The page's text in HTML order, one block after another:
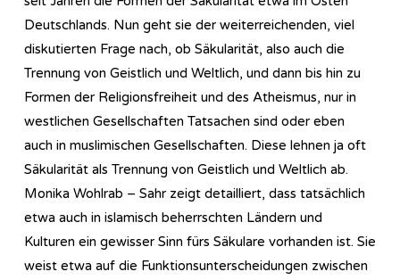
Deutschlands. Nun geht sie der weiterreichenden, viel
diskutierten Frage nach, ob Säkularität, also auch die
Trennung von Geistlich und Weltlich, und dann bis hin zu
Formen der Religionsfreiheit und des Atheismus, nur in
westlichen Gesellschaften Tatsachen sind oder eben
auch in muslimischen Gesellschaften. Diese lehnen ja oft
Säkularität als Trennung von Geistlich und Weltlich ab.
Monika Wohlrab – Sahr zeigt detailliert, dass tatsächlich
etwa auch in islamisch beherrschten Ländern und
Kulturen ein gewisser Sinn fürs Säkulare vorhanden ist. Sie
weist etwa auf die Funktionsunterscheidungen zwischen